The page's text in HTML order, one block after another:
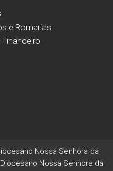
e Romarias
Nossa Senhora da
Nossa Senhora da